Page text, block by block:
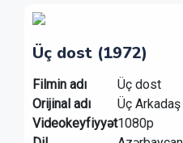
Üç dost (1972)
Filmin adı
Üç dost
Orijinal adı
Üç Arkadaş
Videokeyfiyyət1080p